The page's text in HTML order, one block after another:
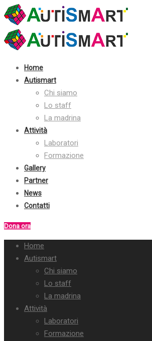
Home
Autismart
Chi siamo
Lo staff
La madrina
Attività
Laboratori
Formazione
Gallery
Partner
News
Contatti
Dona ora
Home
Autismart
Chi siamo
Lo staff
La madrina
Attività
Laboratori
Formazione